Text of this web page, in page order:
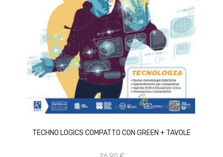
TECHNO LOGICS COMPATTO CON GREEN + TAVOLE
ACQUISTA